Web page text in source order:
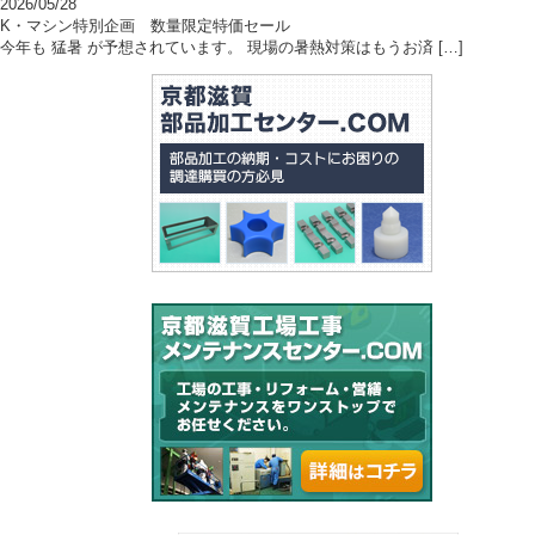
2026/05/28
K・マシン特別企画 数量限定特価セール
今年も 猛暑 が予想されています。 現場の暑熱対策はもうお済 […]